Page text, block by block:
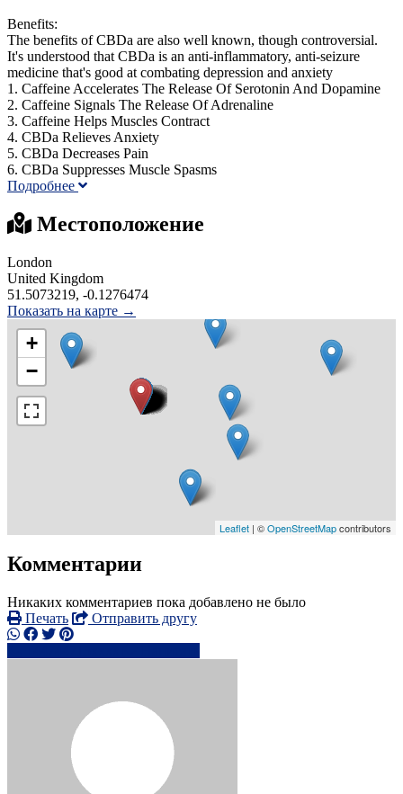
Benefits:
The benefits of CBDa are also well known, though controversial.
It's understood that CBDa is an anti-inflammatory, anti-seizure
medicine that's good at combating depression and anxiety
1. Caffeine Accelerates The Release Of Serotonin And Dopamine
2. Caffeine Signals The Release Of Adrenaline
3. Caffeine Helps Muscles Contract
4. CBDa Relieves Anxiety
5. CBDa Decreases Pain
6. CBDa Suppresses Muscle Spasms
Подробнее
Местоположение
London
United Kingdom
51.5073219, -0.1276474
Показать на карте →
+
−
Leaflet | ©OpenStreetMapcontributors
Комментарии
Никаких комментариев пока добавлено не было
Печать
Отправить другу